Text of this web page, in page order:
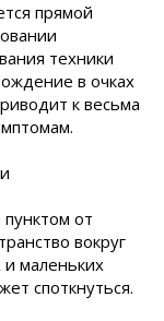
прямой
техники
в очках
к весьма
от
вокруг
маленьких
споткнуться.